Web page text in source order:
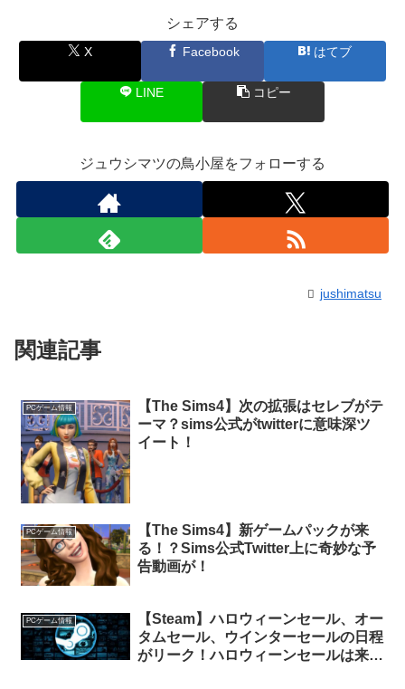
シェアする
X Facebook はてブ
LINE コピー
ジュウシマツの鳥小屋をフォローする
jushimatsu
関連記事
PCゲーム情報
【The Sims4】次の拡張はセレブがテ
ーマ？sims公式がtwitterに意味深ツ
イート！
PCゲーム情報
【The Sims4】新ゲームパックが来
る！？Sims公式Twitter上に奇妙な予
告動画が！
PCゲーム情報
【Steam】ハロウィーンセール、オー
タムセール、ウインターセールの日程
がリーク！ハロウィーンセールは来週